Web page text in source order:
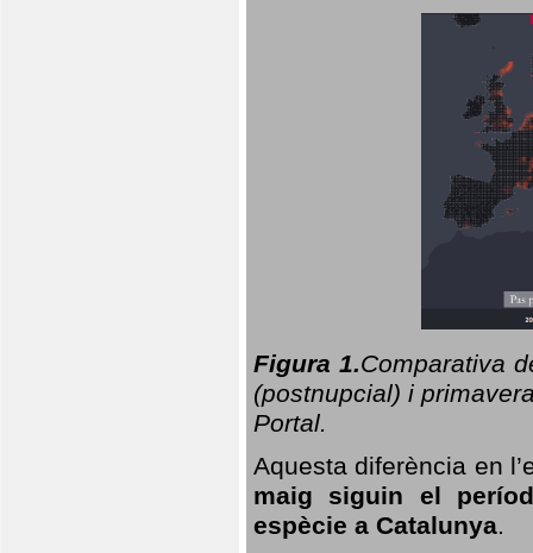
Figura 1.Comparativa
(postnupcial) i
Portal.
Aquesta diferència en
maig siguin el
espècie a Catalunya.